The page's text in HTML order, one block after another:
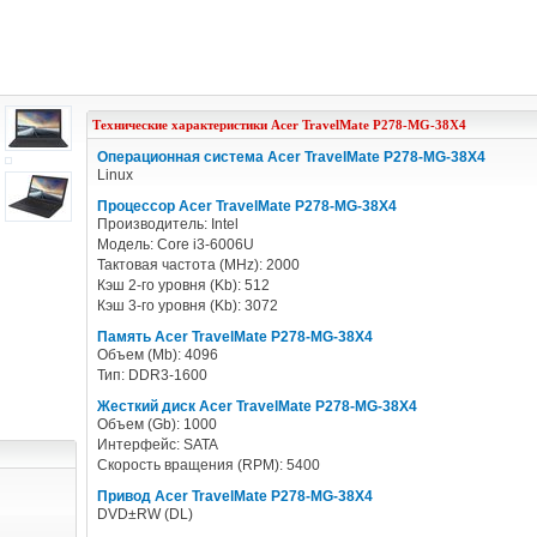
Технические характеристики Acer TravelMate P278-MG-38X4
Операционная система Acer TravelMate P278-MG-38X4
Linux
Процессор Acer TravelMate P278-MG-38X4
Производитель: Intel
Модель: Core i3-6006U
Тактовая частота (MHz): 2000
Кэш 2-го уровня (Kb): 512
Кэш 3-го уровня (Kb): 3072
Память Acer TravelMate P278-MG-38X4
Объем (Mb): 4096
Тип: DDR3-1600
Жесткий диск Acer TravelMate P278-MG-38X4
Объем (Gb): 1000
Интерфейс: SATA
Скорость вращения (RPM): 5400
Привод Acer TravelMate P278-MG-38X4
DVD±RW (DL)